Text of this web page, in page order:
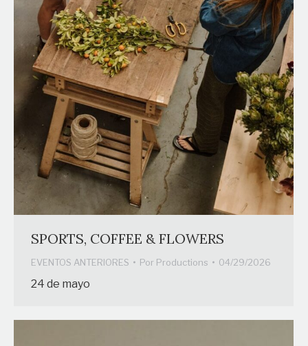
SPORTS, COFFEE & FLOWERS
EVENTOS ANTERIORES Por Productions 04/29/2026
24 de mayo